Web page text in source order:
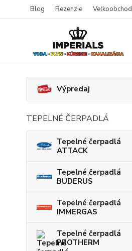
Blog Rezenzie Veľkoobchod
Výpredaj
TEPELNÉ ČERPADLÁ
Tepelné čerpadlá
ATTACK
Tepelné čerpadlá
BUDERUS
Tepelné čerpadlá
IMMERGAS
Tepelné čerpadlá
PROTHERM